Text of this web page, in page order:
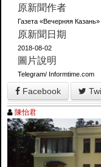
原新聞作者
Газета «Вечерняя Казань»
原新聞日期
2018-08-02
圖片說明
Telegram/ Informtime.com
Facebook
陳怡君